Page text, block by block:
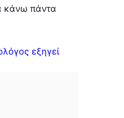
κάνω πάντα
εξηγεί